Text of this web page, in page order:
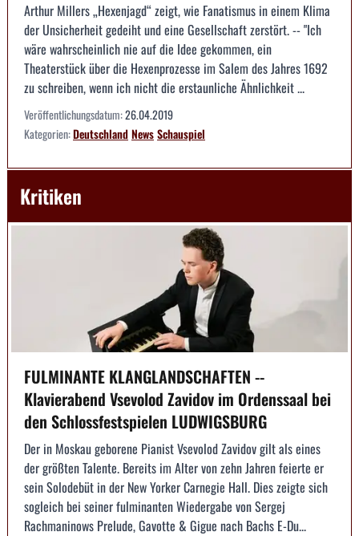
Arthur Millers „Hexenjagd“ zeigt, wie Fanatismus in einem Klima
der Unsicherheit gedeiht und eine Gesellschaft zerstört. -- "Ich
wäre wahrscheinlich nie auf die Idee gekommen, ein
Theaterstück über die Hexenprozesse im Salem des Jahres 1692
zu schreiben, wenn ich nicht die erstaunliche Ähnlichkeit ...
Veröffentlichungsdatum:26.04.2019
Kategorien:DeutschlandNewsSchauspiel
Kritiken
FULMINANTE KLANGLANDSCHAFTEN --
Klavierabend Vsevolod Zavidov im Ordenssaal bei
den Schlossfestspielen LUDWIGSBURG
Der in Moskau geborene Pianist Vsevolod Zavidov gilt als eines
der größten Talente. Bereits im Alter von zehn Jahren feierte er
sein Solodebüt in der New Yorker Carnegie Hall. Dies zeigte sich
sogleich bei seiner fulminanten Wiedergabe von Sergej
Rachmaninows Prelude, Gavotte & Gigue nach Bachs E-Du...